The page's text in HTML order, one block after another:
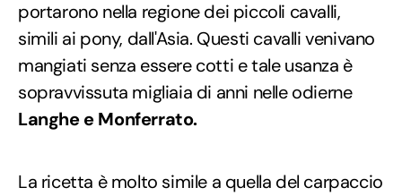
portarono nella regione dei piccoli cavalli,
simili ai pony, dall'Asia. Questi cavalli venivano
mangiati senza essere cotti e tale usanza è
sopravvissuta migliaia di anni nelle odierne
Langhe e Monferrato.
La ricetta è molto simile a quella del carpaccio